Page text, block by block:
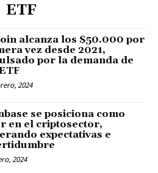
ETF
alcanza los $50.000 por
vez desde 2021,
por la demanda de
2024
se posiciona como
en el criptosector,
expectativas e
2024